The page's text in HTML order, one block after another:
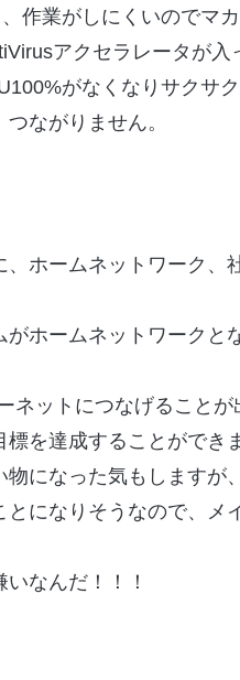
作業がしにくいのでマ
アクセラレータが入
がなくなりサクサ
ながりません。
ホームネットワーク、
ホームネットワークと
ネットにつなげることが
を達成することができ
になった気もしますが
とになりそうなので、
なんだ！！！